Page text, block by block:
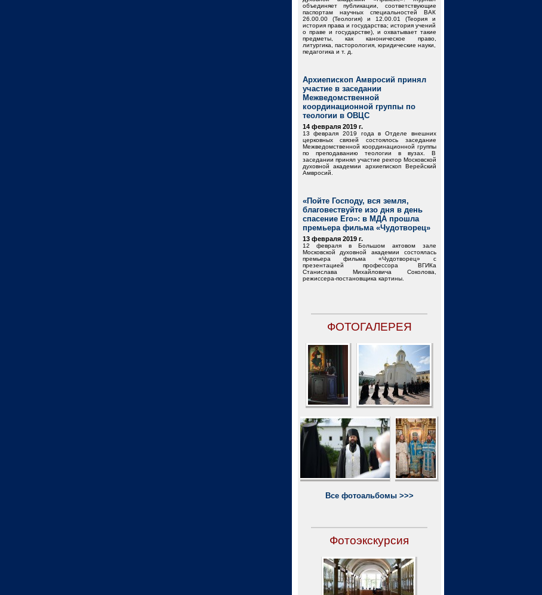
объединяет публикации, соответствующие
паспортам научных специальностей ВАК
26.00.00 (Теология) и 12.00.01 (Теория и
история права и государства; история учений
о праве и государстве), и охватывает такие
предметы, как каноническое право,
литургика, пасторология, юридические науки,
педагогика и т. д.
Архиепископ Амвросий принял
участие в заседании
Межведомственной
координационной группы по
теологии в ОВЦС
14 февраля 2019 г.
13 февраля 2019 года в Отделе внешних
церковных связей состоялось заседание
Межведомственной координационной группы
по преподаванию теологии в вузах. В
заседании принял участие ректор Московской
духовной академии архиепископ Верейский
Амвросий.
«Пойте Господу, вся земля,
благовествуйте изо дня в день
спасение Его»: в МДА прошла
премьера фильма «Чудотворец»
13 февраля 2019 г.
12 февраля в Большом актовом зале
Московской духовной академии состоялась
премьера фильма «Чудотворец» с
презентацией профессора ВГИКа
Станислава Михайловича Соколова,
режиссера-постановщика картины.
ФОТОГАЛЕРЕЯ
Все фотоальбомы >>>
Фотоэкскурсия